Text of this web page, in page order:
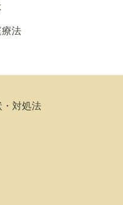
法
対処法